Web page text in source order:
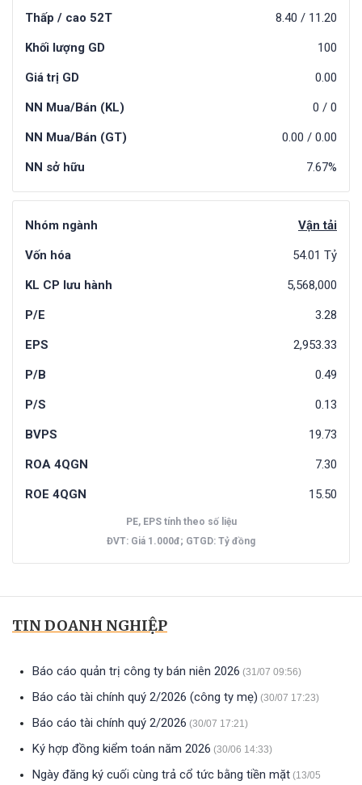
Thấp / cao 52T 11.20
/
8.40
Khối lượng GD 100
Giá trị GD 0.00
NN Mua/Bán (KL) 0
/
0
NN Mua/Bán (GT) 0.00
/
0.00
NN sở hữu 7.67%
Nhóm ngành Vận tải
Vốn hóa 54.01 Tỷ
KL CP lưu hành 5,568,000
P/E 3.28
EPS 2,953.33
P/B 0.49
P/S 0.13
BVPS 19.73
ROA 4QGN 7.30
ROE 4QGN 15.50
PE, EPS tính theo số liệu
ĐVT: Giá 1.000đ; GTGD: Tỷ đồng
TIN DOANH NGHIỆP
Báo cáo quản trị công ty bán niên 2026 (31/07 09:56)
Báo cáo tài chính quý 2/2026 (công ty mẹ) (30/07 17:23)
Báo cáo tài chính quý 2/2026 (30/07 17:21)
Ký hợp đồng kiểm toán năm 2026 (30/06 14:33)
Ngày đăng ký cuối cùng trả cổ tức bằng tiền mặt (13/05